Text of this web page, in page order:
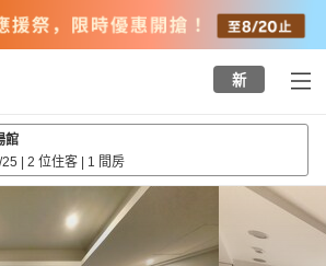
新
館
| 2 位住客 | 1 間房